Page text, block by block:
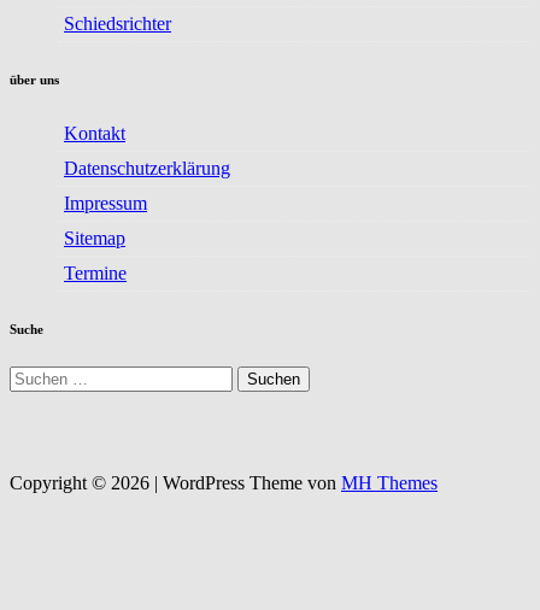
Schiedsrichter
über uns
Kontakt
Datenschutzerklärung
Impressum
Sitemap
Termine
Suche
Suchen
nach:
Copyright © 2026 | WordPress Theme von MH Themes